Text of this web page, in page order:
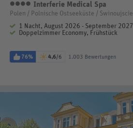
4 Sterne
Interferie Medical Spa
Polen / Polnische Ostseeküste / Swinoujscie
1 Nacht, August 2026 - September 2027
Doppelzimmer Economy, Frühstück
76% 4,6/6 1.003 Bewertungen